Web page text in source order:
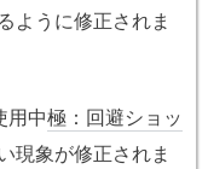
ように修正されま
用中極：回避ショッ
現象が修正されま